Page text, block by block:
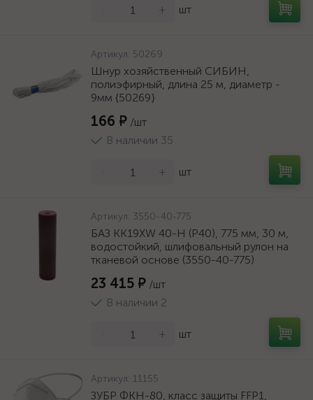
+ шт
Артикул: 50269
Шнур хозяйственный СИБИН,
полиэфирный, длина 25 м, диаметр -
9мм {50269}
166 ₽ /шт
В наличии 35
+ шт
Артикул: 3550-40-775
БАЗ KK19XW 40-H (Р40), 775 мм, 30 м,
водостойкий, шлифовальный рулон на
тканевой основе (3550-40-775)
23 415 ₽ /шт
В наличии 2
+ шт
Артикул: 11155
ЗУБР ФКН-80, класс защиты FFP1,